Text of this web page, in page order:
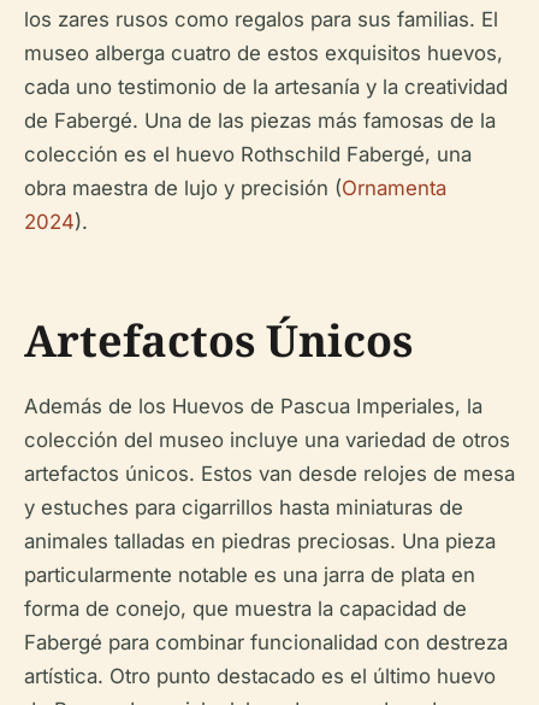
los zares rusos como regalos para sus familias. El
museo alberga cuatro de estos exquisitos huevos,
cada uno testimonio de la artesanía y la creatividad
de Fabergé. Una de las piezas más famosas de la
colección es el huevo Rothschild Fabergé, una
obra maestra de lujo y precisión (Ornamenta
2024).
Artefactos Únicos
Además de los Huevos de Pascua Imperiales, la
colección del museo incluye una variedad de otros
artefactos únicos. Estos van desde relojes de mesa
y estuches para cigarrillos hasta miniaturas de
animales talladas en piedras preciosas. Una pieza
particularmente notable es una jarra de plata en
forma de conejo, que muestra la capacidad de
Fabergé para combinar funcionalidad con destreza
artística. Otro punto destacado es el último huevo